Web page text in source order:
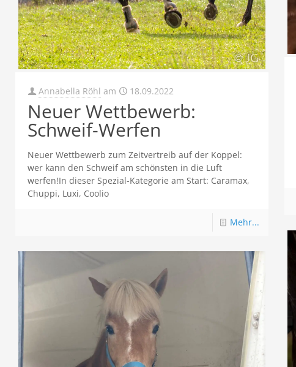
Annabella Röhl am 18.09.2022
Neuer Wettbewerb:
Schweif-Werfen
Neuer Wettbewerb zum Zeitvertreib auf der Koppel:
wer kann den Schweif am schönsten in die Luft
werfen!In dieser Spezial-Kategorie am Start: Caramax,
Chuppi, Luxi, Coolio
Mehr...